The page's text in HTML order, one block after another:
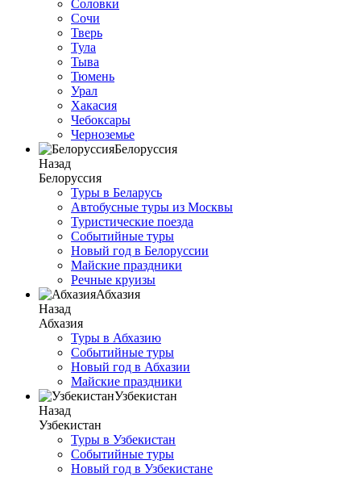
Соловки
Сочи
Тверь
Тула
Тыва
Тюмень
Урал
Хакасия
Чебоксары
Черноземье
Белоруссия
Назад
Белоруссия
Туры в Беларусь
Автобусные туры из Москвы
Туристические поезда
Событийные туры
Новый год в Белоруссии
Майские праздники
Речные круизы
Абхазия
Назад
Абхазия
Туры в Абхазию
Событийные туры
Новый год в Абхазии
Майские праздники
Узбекистан
Назад
Узбекистан
Туры в Узбекистан
Событийные туры
Новый год в Узбекистане